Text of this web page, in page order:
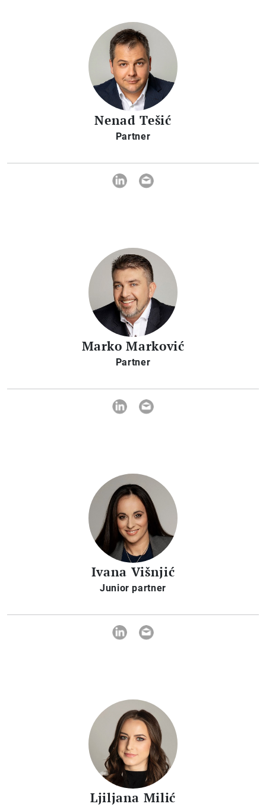
Nenad Tešić
Partner
Marko Marković
Partner
Ivana Višnjić
Junior partner
Ljiljana Milić